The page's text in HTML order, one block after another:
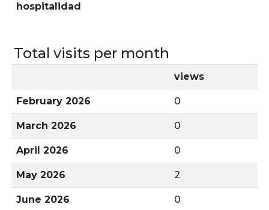
hospitalidad
Total visits per month
views
February 2026 0
March 2026 0
April 2026 0
May 2026 2
June 2026 0